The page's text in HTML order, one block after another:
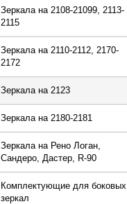
Зеркала на 2108-21099, 2113-
2115
Зеркала на 2110-2112, 2170-
2172
Зеркала на 2123
Зеркала на 2180-2181
Зеркала на Рено Логан,
Сандеро, Дастер, R-90
Комплектующие для боковых
зеркал